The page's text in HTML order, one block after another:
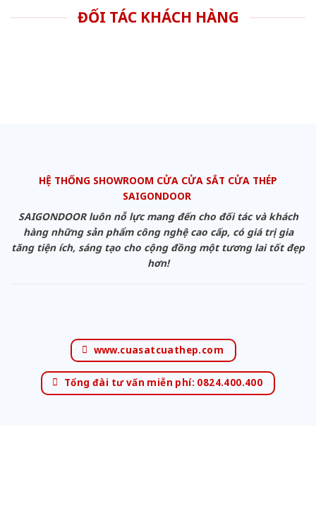
ĐỐI TÁC KHÁCH HÀNG
HỆ THỐNG SHOWROOM CỬA CỬA SẮT CỬA THÉP
SAIGONDOOR
SAIGONDOOR luôn nỗ lực mang đến cho đối tác và khách
hàng những sản phẩm công nghệ cao cấp, có giá trị gia
tăng tiện ích, sáng tạo cho cộng đồng một tương lai tốt đẹp
hơn!
www.cuasatcuathep.com
Tổng đài tư vấn miễn phí: 0824.400.400